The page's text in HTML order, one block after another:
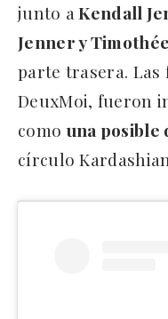
junto aKendall
Jenner y
parte trasera.
DeuxMoi, fueron
como una posible
círculo